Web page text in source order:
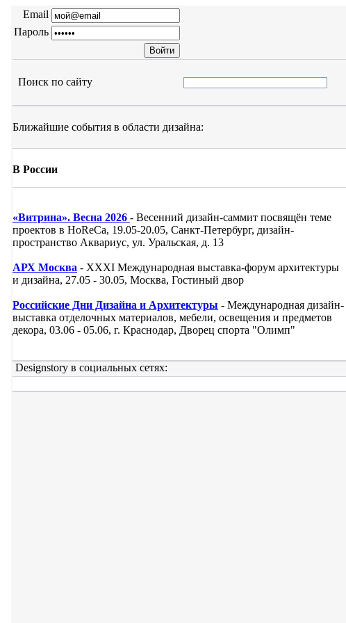
Email
Пароль
Поиск по сайту
Ближайшие события в области дизайна:
В России
«Витрина». Весна 2026 - Весенний дизайн-саммит посвящён теме
проектов в HoReCa, 19.05-20.05, Санкт-Петербург, дизайн-
пространство Аквариус, ул. Уральская, д. 13
АРХ Москва - XXXI Международная выставка-форум архитектуры
и дизайна, 27.05 - 30.05, Москва, Гостиный двор
Российские Дни Дизайна и Архитектуры - Международная дизайн-
выставка отделочных материалов, мебели, освещения и предметов
декора, 03.06 - 05.06, г. Краснодар, Дворец спорта "Олимп"
Designstory в социальных сетях: